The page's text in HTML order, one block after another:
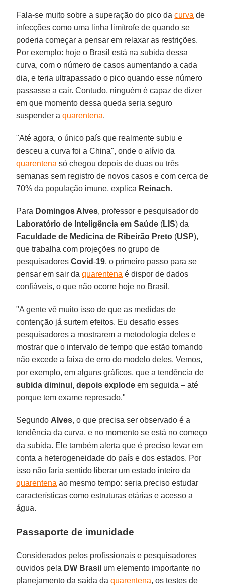
Fala-se muito sobre a superação do pico dacurva de
infecções como uma linha limítrofe de quando se
poderia começar a pensar em relaxar as restrições.
Por exemplo: hoje o Brasil está na subida dessa
curva, com o número de casos aumentando a cada
dia, e teria ultrapassado o pico quando esse número
passasse a cair. Contudo, ninguém é capaz de dizer
em que momento dessa queda seria seguro
suspender aquarentena.
"Até agora, o único país que realmente subiu e
desceu a curva foi a China", onde o alívio da
quarentena só chegou depois de duas ou três
semanas sem registro de novos casos e com cerca de
70% da população imune, explica Reinach.
Para Domingos Alves, professor e pesquisador do
Laboratório de Inteligência em Saúde (LIS) da
Faculdade de Medicina de Ribeirão Preto (USP),
que trabalha com projeções no grupo de
pesquisadoresCovid-19, o primeiro passo para se
pensar em sair daquarentena é dispor de dados
confiáveis, o que não ocorre hoje no Brasil.
"A gente vê muito isso de que as medidas de
contenção já surtem efeitos. Eu desafio esses
pesquisadores a mostrarem a metodologia deles e
mostrar que o intervalo de tempo que estão tomando
não excede a faixa de erro do modelo deles. Vemos,
por exemplo, em alguns gráficos, que a tendência de
subida diminui, depois explode em seguida – até
porque tem exame represado."
Segundo Alves, o que precisa ser observado é a
tendência da curva, e no momento se está no começo
da subida. Ele também alerta que é preciso levar em
conta a heterogeneidade do país e dos estados. Por
isso não faria sentido liberar um estado inteiro da
quarentena ao mesmo tempo: seria preciso estudar
características como estruturas etárias e acesso a
água.
Passaporte de imunidade
Considerados pelos profissionais e pesquisadores
ouvidos pela DW Brasil um elemento importante no
planejamento da saída daquarentena, os testes de